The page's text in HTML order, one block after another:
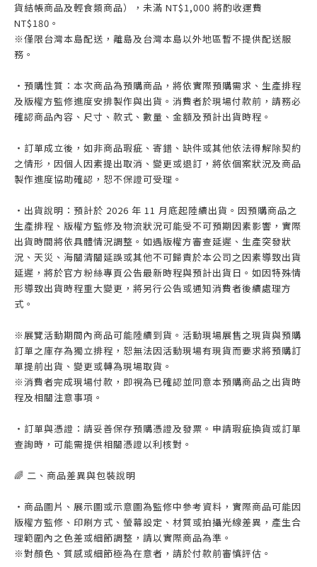
貨結帳商品及輕食類商品），未滿 NT$1,000 將酌收運費
NT$180。
※僅限台灣本島配送，離島及台灣本島以外地區暫不提供配送服
務。
・預購性質：本次商品為預購商品，將依實際預購需求、生產排程
及版權方監修進度安排製作與出貨。消費者於現場付款前，請務必
確認商品內容、尺寸、款式、數量、金額及預計出貨時程。
・訂單成立後，如非商品瑕疵、寄錯、缺件或其他依法得解除契約
之情形，因個人因素提出取消、變更或退訂，將依個案狀況及商品
製作進度協助確認，恕不保證可受理。
・出貨說明：預計於 2026 年 11 月底起陸續出貨。因預購商品之
生產排程、版權方監修及物流狀況可能受不可預期因素影響，實際
出貨時間將依具體情況調整。如遇版權方審查延遲、生產突發狀
況、天災、海關清關延誤或其他不可歸責於本公司之因素導致出貨
延遲，將於官方粉絲專頁公告最新時程與預計出貨日。如因特殊情
形導致出貨時程重大變更，將另行公告或通知消費者後續處理方
式。
※展覽活動期間內商品可能陸續到貨。活動現場展售之現貨與預購
訂單之庫存為獨立排程，恕無法因活動現場有現貨而要求將預購訂
單提前出貨、變更或轉為現場取貨。
※消費者完成現場付款，即視為已確認並同意本預購商品之出貨時
程及相關注意事項。
・訂單與憑證：請妥善保存預購憑證及發票。申請瑕疵換貨或訂單
查詢時，可能需提供相關憑證以利核對。
🌈 二、商品差異與包裝說明
・商品圖片、展示圖或示意圖為監修中參考資料，實際商品可能因
版權方監修、印刷方式、螢幕設定、材質或拍攝光線差異，產生合
理範圍內之色差或細節調整，請以實際商品為準。
※對顏色、質感或細節極為在意者，請於付款前審慎評估。